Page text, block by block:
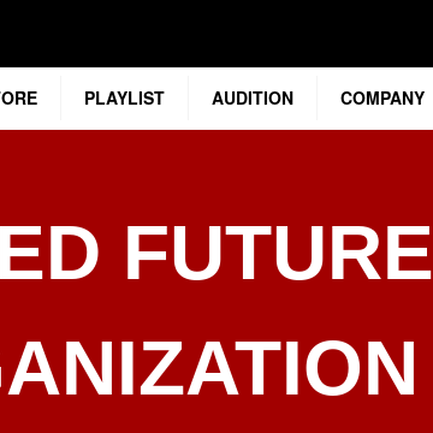
PLAYLIST AUDITION COMPANY
FUTURE